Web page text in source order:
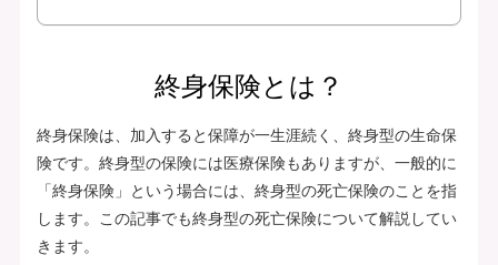
終身保険とは？
終身保険は、加入すると保障が一生涯続く、終身型の生命保
険です。終身型の保険には医療保険もありますが、一般的に
「終身保険」という場合には、終身型の死亡保険のことを指
します。この記事でも終身型の死亡保険について解説してい
きます。